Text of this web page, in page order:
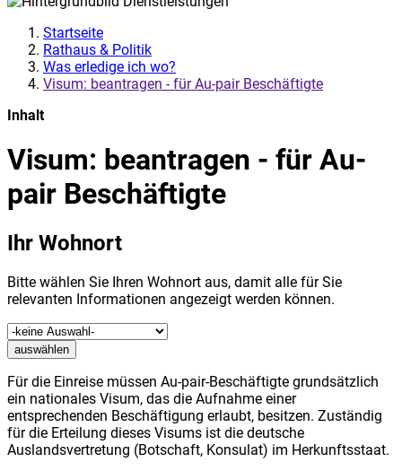
Startseite
Rathaus & Politik
Was erledige ich wo?
Visum: beantragen - für Au-pair Beschäftigte
Inhalt
Visum: beantragen - für Au-
pair Beschäftigte
Ihr Wohnort
Bitte wählen Sie Ihren Wohnort aus, damit alle für Sie
relevanten Informationen angezeigt werden können.
auswählen
Für die Einreise müssen Au-pair-Beschäftigte grundsätzlich
ein nationales Visum, das die Aufnahme einer
entsprechenden Beschäftigung erlaubt, besitzen. Zuständig
für die Erteilung dieses Visums ist die deutsche
Auslandsvertretung (Botschaft, Konsulat) im Herkunftsstaat.